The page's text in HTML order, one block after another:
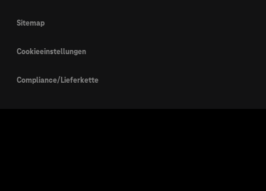
Sitemap
Cookieeinstellungen
Compliance/Lieferkette